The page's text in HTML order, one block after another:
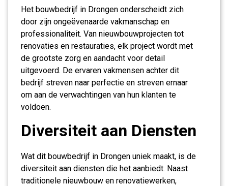
Het bouwbedrijf in Drongen onderscheidt zich
door zijn ongeëvenaarde vakmanschap en
professionaliteit. Van nieuwbouwprojecten tot
renovaties en restauraties, elk project wordt met
de grootste zorg en aandacht voor detail
uitgevoerd. De ervaren vakmensen achter dit
bedrijf streven naar perfectie en streven ernaar
om aan de verwachtingen van hun klanten te
voldoen.
Diversiteit aan Diensten
Wat dit bouwbedrijf in Drongen uniek maakt, is de
diversiteit aan diensten die het aanbiedt. Naast
traditionele nieuwbouw en renovatiewerken,